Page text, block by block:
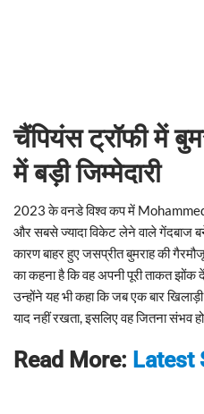
चैंपियंस ट्रॉफी में
में बड़ी जिम्मेदारी
2023 के वनडे विश्व कप में
और सबसे ज्यादा विकेट लेने वाले गेंदबाज
कारण बाहर हुए जसप्रीत बुमराह की
का कहना है कि वह अपनी पूरी ताकत झोंक
उन्होंने यह भी कहा कि जब एक बार
याद नहीं रखता, इसलिए वह जितना संभव
Read More: Latest